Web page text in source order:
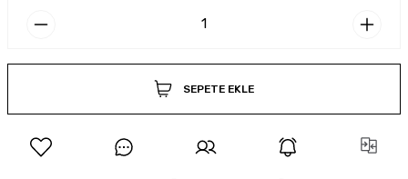
SEPETE EKLE